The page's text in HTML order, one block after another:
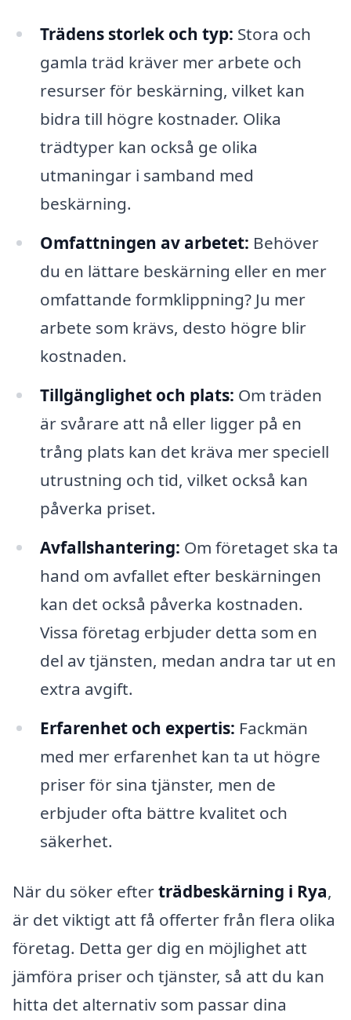
Trädens storlek och typ: Stora och
gamla träd kräver mer arbete och
resurser för beskärning, vilket kan
bidra till högre kostnader. Olika
trädtyper kan också ge olika
utmaningar i samband med
beskärning.
Omfattningen av arbetet: Behöver
du en lättare beskärning eller en mer
omfattande formklippning? Ju mer
arbete som krävs, desto högre blir
kostnaden.
Tillgänglighet och plats: Om träden
är svårare att nå eller ligger på en
trång plats kan det kräva mer speciell
utrustning och tid, vilket också kan
påverka priset.
Avfallshantering: Om företaget ska ta
hand om avfallet efter beskärningen
kan det också påverka kostnaden.
Vissa företag erbjuder detta som en
del av tjänsten, medan andra tar ut en
extra avgift.
Erfarenhet och expertis: Fackmän
med mer erfarenhet kan ta ut högre
priser för sina tjänster, men de
erbjuder ofta bättre kvalitet och
säkerhet.
När du söker efterträdbeskärning i Rya,
är det viktigt att få offerter från flera olika
företag. Detta ger dig en möjlighet att
jämföra priser och tjänster, så att du kan
hitta det alternativ som passar dina